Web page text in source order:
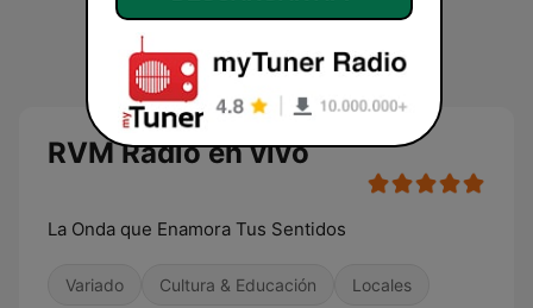
RVM Radio en vivo
La Onda que Enamora Tus Sentidos
Variado Cultura & Educación Locales